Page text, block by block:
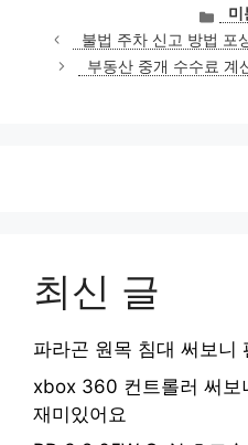
카
테
고
리
미
불법 주차 신고 방법 포
부동산 중개 수수료 계
최신 글
파라곤 원목 침대 써보니
xbox 360 컨트롤러 써보
재미있어요